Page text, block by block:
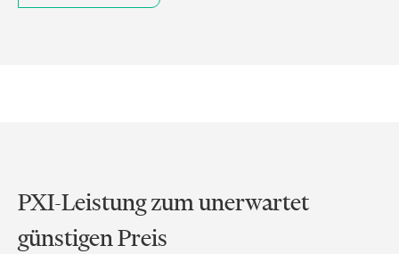
PXI-Leistung zum unerwartet
günstigen Preis